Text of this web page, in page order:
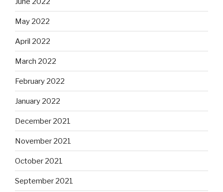
May 2022
April 2022
March 2022
February 2022
January 2022
December 2021
November 2021
October 2021
September 2021